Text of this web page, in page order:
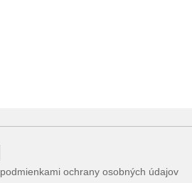
podmienkami ochrany osobných údajov